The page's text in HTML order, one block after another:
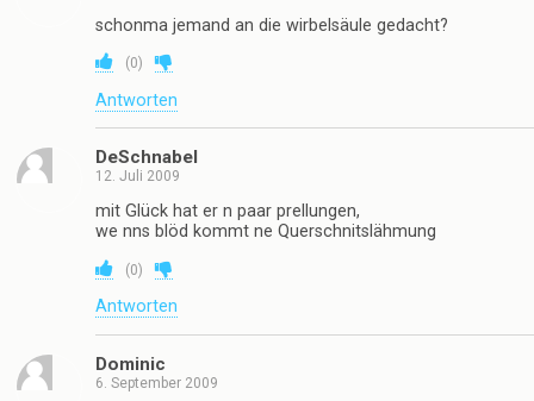
schonma jemand an die wirbelsäule gedacht?
(0)
Antworten
DeSchnabel
12. Juli 2009
mit Glück hat er n paar prellungen,
we nns blöd kommt ne Querschnitslähmung
(0)
Antworten
Dominic
6. September 2009